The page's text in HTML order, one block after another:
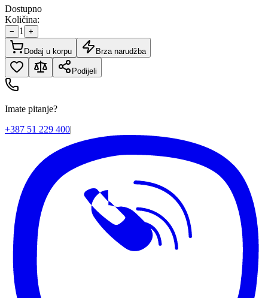
Dostupno
Količina:
− 1 +
Dodaj u korpu Brza narudžba
Podijeli
Imate pitanje?
+387 51 229 400|